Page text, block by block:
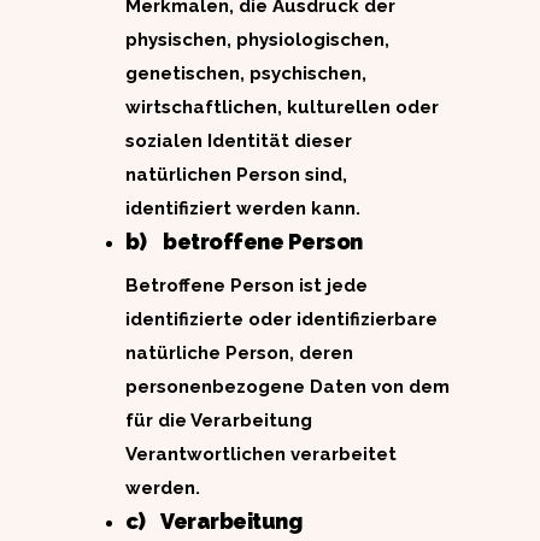
Merkmalen, die Ausdruck der
physischen, physiologischen,
genetischen, psychischen,
wirtschaftlichen, kulturellen oder
sozialen Identität dieser
natürlichen Person sind,
identifiziert werden kann.
b) betroffene Person
Betroffene Person ist jede
identifizierte oder identifizierbare
natürliche Person, deren
personenbezogene Daten von dem
für die Verarbeitung
Verantwortlichen verarbeitet
werden.
c) Verarbeitung